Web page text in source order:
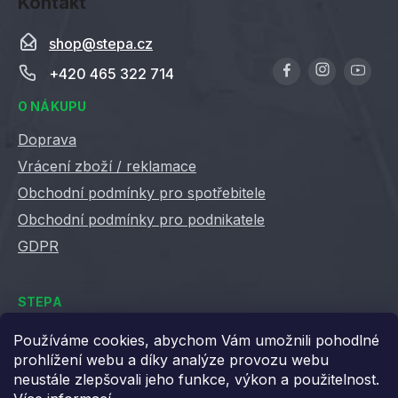
Používáme cookies, abychom Vám umožnili pohodlné
prohlížení webu a díky analýze provozu webu
neustále zlepšovali jeho funkce, výkon a použitelnost.
shop@stepa.cz
+420 465 322 714
O NÁKUPU
Doprava
Vrácení zboží / reklamace
Obchodní podmínky pro spotřebitele
Obchodní podmínky pro podnikatele
GDPR
STEPA
Kontakty
Kariéra ve Stepě
Věrnostní slevy